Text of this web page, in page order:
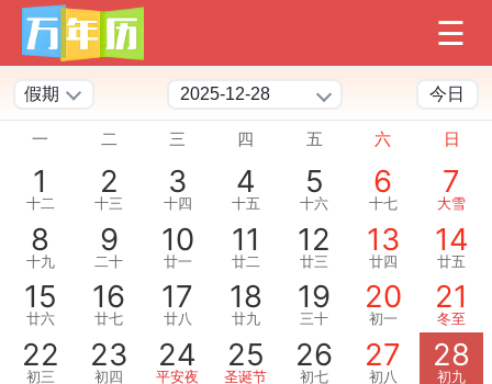
假期 今日
一 二 三 四 五 六 日
1
十二
2
十三
3
十四
4
十五
5
十六
6
十七
7
大雪
8
十九
9
二十
10
廿一
11
廿二
12
廿三
13
廿四
14
廿五
15
廿六
16
廿七
17
廿八
18
廿九
19
三十
20
初一
21
冬至
22
初三
23
初四
24
平安夜
25
圣诞节
26
初七
27
初八
28
初九